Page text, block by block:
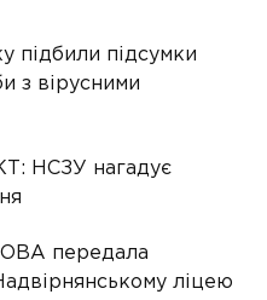
підбили підсумки
з вірусними
НСЗУ нагадує
ОВА передала
ліцею